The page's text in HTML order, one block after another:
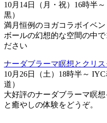
10月14日（月・祝）16時半～
黒）
満月恒例のヨガコラボイベ
ボールの幻想的な空間の中
ださい
ナーダブラーマ瞑想とクリ
10月26日（土）18時半～
道）
大好評のナーダブラーマ瞑
と癒やしの体験をどうぞ。